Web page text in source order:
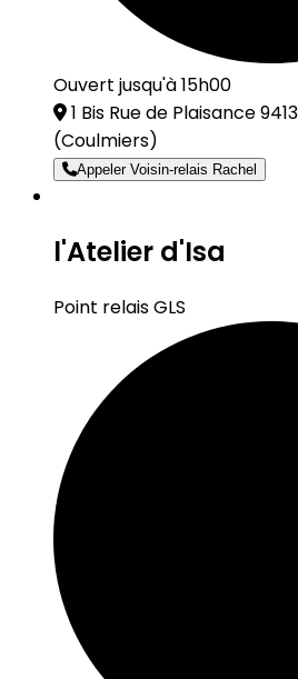
Ouvert jusqu'à 15h00
1 Bis Rue de Plaisance
(Coulmiers)
Appeler Voisin-relais Rachel
l'Atelier d'Isa
Point relais GLS